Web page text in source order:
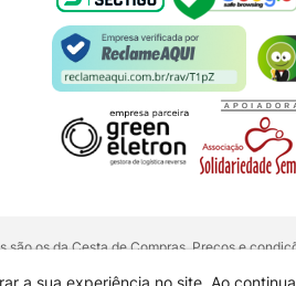
os da Cesta de Compras. Preços e
mesmo produto, entre em contato com o
meio de comunicação ou sites de buscas.
a sua experiência no site. Ao